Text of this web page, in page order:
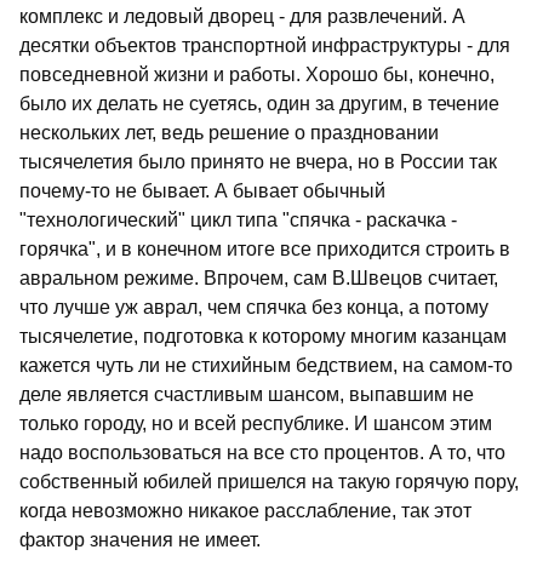
комплекс и ледовый дворец - для развлечений. А
десятки объектов транспортной инфраструктуры - для
повседневной жизни и работы. Хорошо бы, конечно,
было их делать не суетясь, один за другим, в течение
нескольких лет, ведь решение о праздновании
тысячелетия было принято не вчера, но в России так
почему-то не бывает. А бывает обычный
"технологический" цикл типа "спячка - раскачка -
горячка", и в конечном итоге все приходится строить в
авральном режиме. Впрочем, сам В.Швецов считает,
что лучше уж аврал, чем спячка без конца, а потому
тысячелетие, подготовка к которому многим казанцам
кажется чуть ли не стихийным бедствием, на самом-то
деле является счастливым шансом, выпавшим не
только городу, но и всей республике. И шансом этим
надо воспользоваться на все сто процентов. А то, что
собственный юбилей пришелся на такую горячую пору,
когда невозможно никакое расслабление, так этот
фактор значения не имеет.